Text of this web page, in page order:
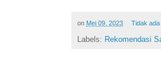
on Mei 09, 2023 Tidak
Labels: Rekomendasi